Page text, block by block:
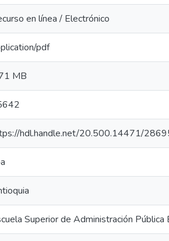
en línea / Electrónico
pdf
MB
hdl.handle.net/20.500.14471/
Superior de Administración Pública